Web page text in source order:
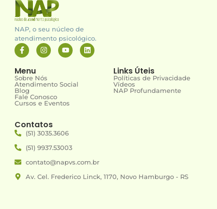
NAP, o seu núcleo de
atendimento psicológico.
Menu
Sobre Nós
Atendimento Social
Blog
Fale Conosco
Cursos e Eventos
Links Úteis
Políticas de Privacidade
Vídeos
NAP Profundamente
Contatos
(51) 3035.3606
(51) 9937.53003
contato@napvs.com.br
Av. Cel. Frederico Linck, 1170, Novo Hamburgo - RS